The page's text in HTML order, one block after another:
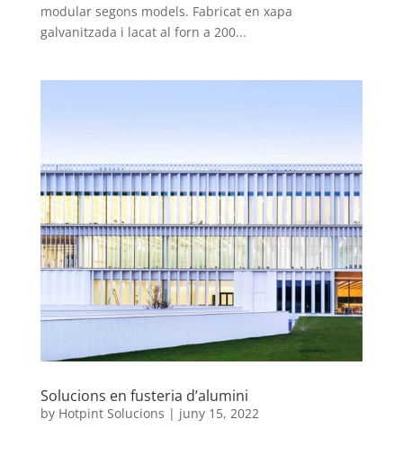
modular segons models. Fabricat en xapa
galvanitzada i lacat al forn a 200...
Solucions en fusteria d’alumini
by Hotpint Solucions | juny 15, 2022